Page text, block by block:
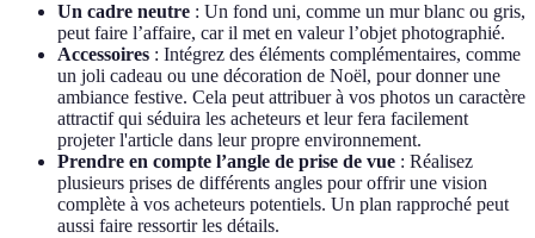
Un cadre neutre : Un fond uni, comme un mur blanc ou gris,
peut faire l’affaire, car il met en valeur l’objet photographié.
Accessoires : Intégrez des éléments complémentaires, comme
un joli cadeau ou une décoration de Noël, pour donner une
ambiance festive. Cela peut attribuer à vos photos un caractère
attractif qui séduira les acheteurs et leur fera facilement
projeter l'article dans leur propre environnement.
Prendre en compte l’angle de prise de vue : Réalisez
plusieurs prises de différents angles pour offrir une vision
complète à vos acheteurs potentiels. Un plan rapproché peut
aussi faire ressortir les détails.